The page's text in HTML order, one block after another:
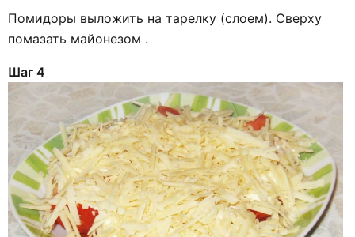
Помидоры выложить на тарелку (слоем). Сверху
помазать майонезом .
Шаг 4